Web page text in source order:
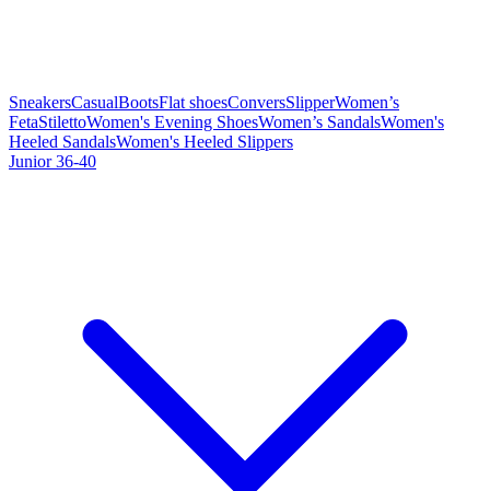
SneakersCasualBootsFlat shoesConversSlipperWomen’s
FetaStilettoWomen's Evening ShoesWomen’s SandalsWomen's
Heeled SandalsWomen's Heeled Slippers
Junior 36-40